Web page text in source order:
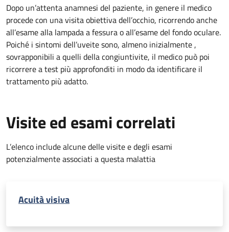
Dopo un’attenta anamnesi del paziente, in genere il medico
procede con una visita obiettiva dell’occhio, ricorrendo anche
all’esame alla lampada a fessura o all’esame del fondo oculare.
Poiché i sintomi dell’uveite sono, almeno inizialmente ,
sovrapponibili a quelli della congiuntivite, il medico può poi
ricorrere a test più approfonditi in modo da identificare il
trattamento più adatto.
Visite ed esami correlati
L’elenco include alcune delle visite e degli esami
potenzialmente associati a questa malattia
Acuità visiva